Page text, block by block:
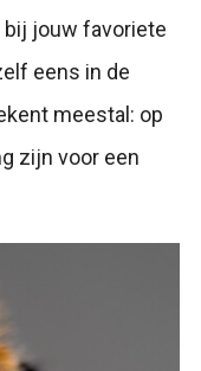
jouw favoriete
eens in de
meestal: op
zijn voor een